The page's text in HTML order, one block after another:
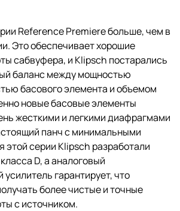
Reference Premiere больше, чем в
Это обеспечивает хорошие
сабвуфера, и Klipsch постарались
баланс между мощностью
басового элемента и объемом
новые басовые элементы
жесткими и легкими диафрагмами
панч с минимальными
этой серии Klipsch разработали
D, а аналоговый
гарантирует, что
более чистые и точные
с источником.